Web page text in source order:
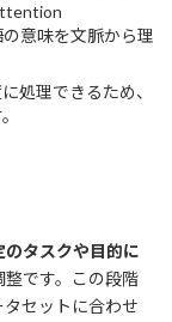
意味を文脈から理
処理できるため、
のタスクや目的に
です。この段階
セットに合わせ